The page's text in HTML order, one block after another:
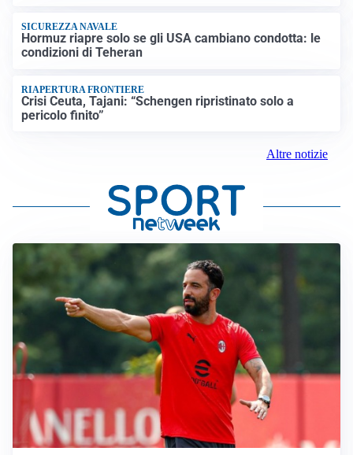
SICUREZZA NAVALE
Hormuz riapre solo se gli USA cambiano condotta: le
condizioni di Teheran
RIAPERTURA FRONTIERE
Crisi Ceuta, Tajani: “Schengen ripristinato solo a
pericolo finito”
Altre notizie